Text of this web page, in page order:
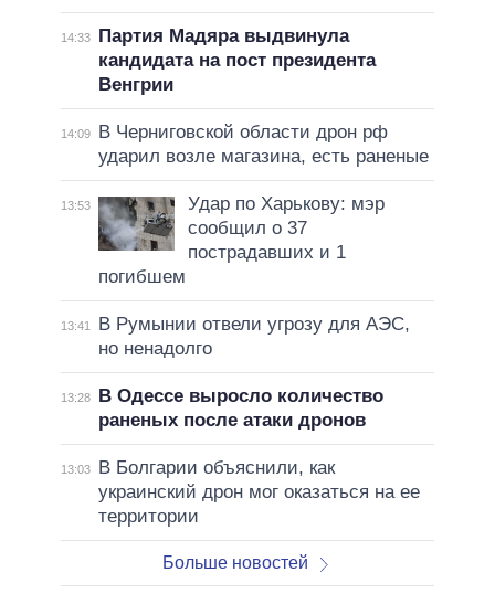
14:33
Партия Мадяра выдвинула
кандидата на пост президента
Венгрии
14:09
В Черниговской области дрон рф
ударил возле магазина, есть раненые
13:53
Удар по Харькову: мэр
сообщил о 37
пострадавших и 1
погибшем
13:41
В Румынии отвели угрозу для АЭС,
но ненадолго
13:28
В Одессе выросло количество
раненых после атаки дронов
13:03
В Болгарии объяснили, как
украинский дрон мог оказаться на ее
территории
Больше новостей